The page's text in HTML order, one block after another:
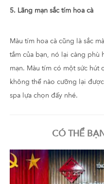
5. Lãng mạn sắc tím hoa cà
Màu tím hoa cà cũng là sắc
tắm của bạn, nó lại càng
mạn. Màu tím có một sức hút
không thể nào cưỡng lại
spa lựa chọn đấy nhé.
CÓ THỂ